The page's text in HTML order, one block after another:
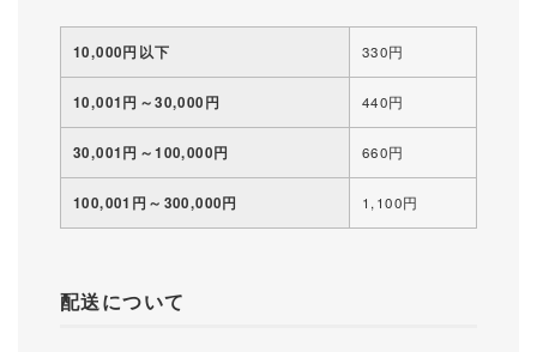
10,000円以下 330円
10,001円～30,000円 440円
30,001円～100,000円 660円
100,001円～300,000円 1,100円
配送について